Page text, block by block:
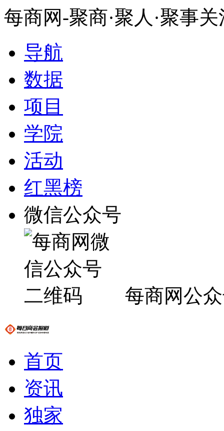
每商网-聚商·聚人·聚事
导航
数据
项目
学院
活动
红黑榜
微信公众号
每商网公
首页
资讯
独家